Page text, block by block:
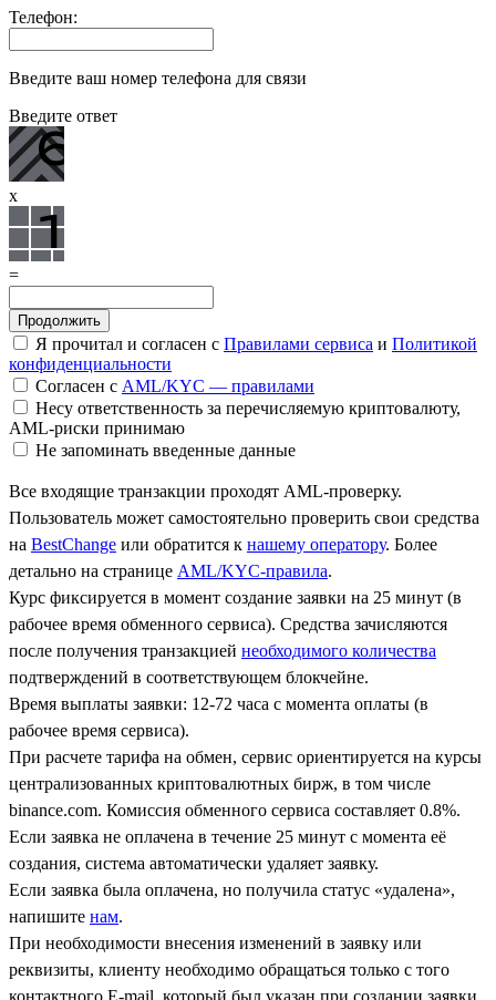
Телефон:
Введите ваш номер телефона для связи
Введите ответ
x
=
Я прочитал и согласен с Правилами сервиса и Политикой
конфиденциальности
Согласен с AML/KYC — правилами
Несу ответственность за перечисляемую криптовалюту,
AML-риски принимаю
Не запоминать введенные данные
Все входящие транзакции проходят AML-проверку.
Пользователь может самостоятельно проверить свои средства
на BestChange или обратится к нашему оператору. Более
детально на странице AML/KYC-правила.
Курс фиксируется в момент создание заявки на 25 минут (в
рабочее время обменного сервиса). Средства зачисляются
после получения транзакцией необходимого количества
подтверждений в соответствующем блокчейне.
Время выплаты заявки: 12-72 часа с момента оплаты (в
рабочее время сервиса).
При расчете тарифа на обмен, сервис ориентируется на курсы
централизованных криптовалютных бирж, в том числе
binance.com. Комиссия обменного сервиса составляет 0.8%.
Если заявка не оплачена в течение 25 минут с момента её
создания, система автоматически удаляет заявку.
Если заявка была оплачена, но получила статус «удалена»,
напишите нам.
При необходимости внесения изменений в заявку или
реквизиты, клиенту необходимо обращаться только с того
контактного Е-mail, который был указан при создании заявки.